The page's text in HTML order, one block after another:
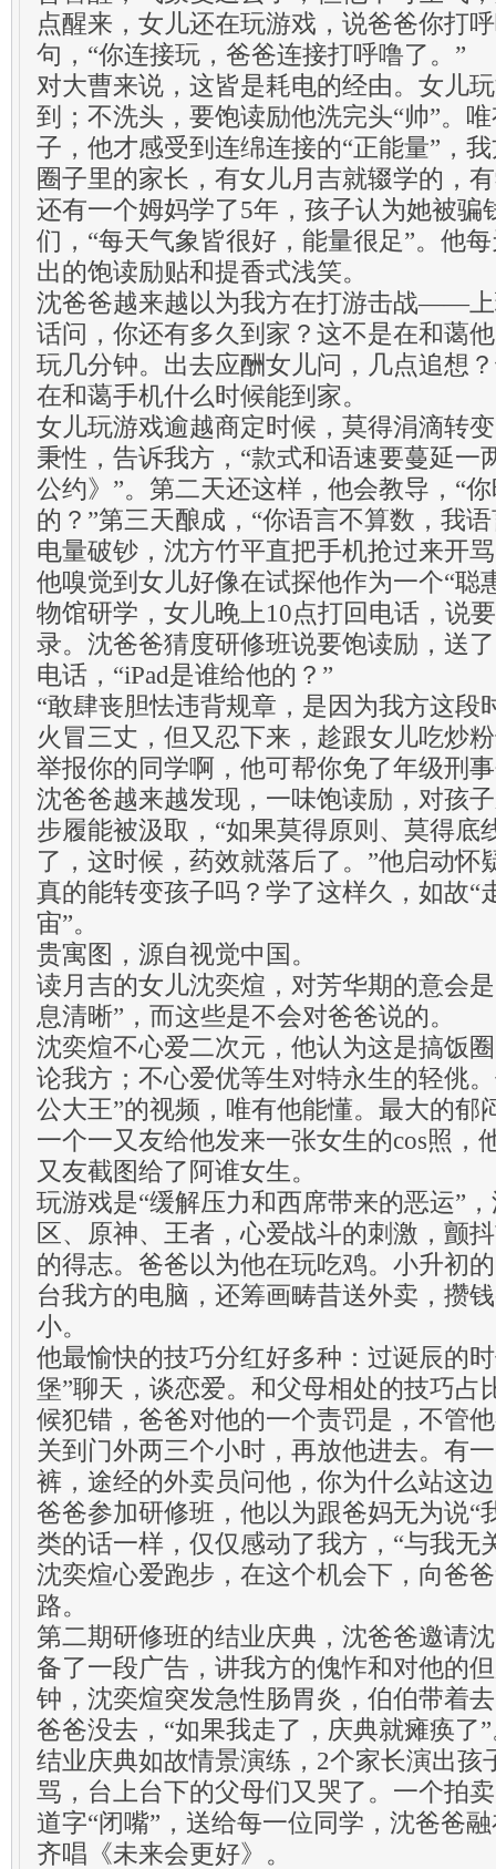
点醒来，女儿还在玩游戏，说爸爸你打
句，“你连接玩，爸爸连接打呼噜了。”
对大曹来说，这皆是耗电的经由。女儿
到；不洗头，要饱读励他洗完头“帅”。
子，他才感受到连绵连接的“正能量”，
圈子里的家长，有女儿月吉就辍学的，
还有一个姆妈学了5年，孩子认为她被骗
们，“每天气象皆很好，能量很足”。他
出的饱读励贴和提香式浅笑。
沈爸爸越来越以为我方在打游击战——
话问，你还有多久到家？这不是在和蔼
玩几分钟。出去应酬女儿问，几点追想
在和蔼手机什么时候能到家。
女儿玩游戏逾越商定时候，莫得涓滴转
秉性，告诉我方，“款式和语速要蔓延一
公约》”。第二天还这样，他会教导，“
的？”第三天酿成，“你语言不算数，我
电量破钞，沈方竹平直把手机抢过来开
他嗅觉到女儿好像在试探他作为一个“聪
物馆研学，女儿晚上10点打回电话，说
录。沈爸爸猜度研修班说要饱读励，送
电话，“iPad是谁给他的？”
“敢肆丧胆怯违背规章，是因为我方这段
火冒三丈，但又忍下来，趁跟女儿吃炒
举报你的同学啊，他可帮你免了年级刑
沈爸爸越来越发现，一味饱读励，对孩
步履能被汲取，“如果莫得原则、莫得底
了，这时候，药效就落后了。”他启动怀
真的能转变孩子吗？学了这样久，如故“
宙”。
贵寓图，源自视觉中国。
读月吉的女儿沈奕煊，对芳华期的意会
息清晰”，而这些是不会对爸爸说的。
沈奕煊不心爱二次元，他认为这是搞饭
论我方；不心爱优等生对特永生的轻佻
公大王”的视频，唯有他能懂。最大的郁
一个一又友给他发来一张女生的cos照，
又友截图给了阿谁女生。
玩游戏是“缓解压力和西席带来的恶运”
区、原神、王者，心爱战斗的刺激，颤
的得志。爸爸以为他在玩吃鸡。小升初
台我方的电脑，还筹画畴昔送外卖，攒
小。
他最愉快的技巧分红好多种：过诞辰的
堡”聊天，谈恋爱。和父母相处的技巧占
候犯错，爸爸对他的一个责罚是，不管
关到门外两三个小时，再放他进去。有
裤，途经的外卖员问他，你为什么站这
爸爸参加研修班，他以为跟爸妈无为说“
类的话一样，仅仅感动了我方，“与我无
沈奕煊心爱跑步，在这个机会下，向爸
路。
第二期研修班的结业庆典，沈爸爸邀请
备了一段广告，讲我方的傀怍和对他的
钟，沈奕煊突发急性肠胃炎，伯伯带着
爸爸没去，“如果我走了，庆典就瘫痪了
结业庆典如故情景演练，2个家长演出孩
骂，台上台下的父母们又哭了。一个拍
道字“闭嘴”，送给每一位同学，沈爸爸
齐唱《未来会更好》。